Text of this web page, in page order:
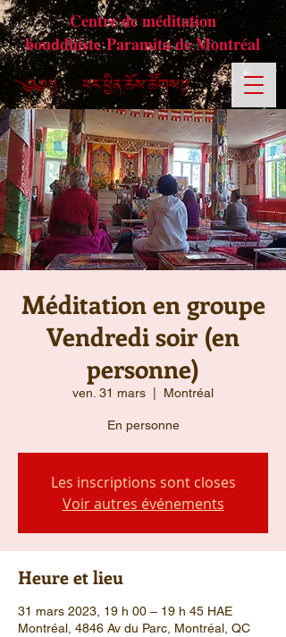
Centre de méditation
bouddhiste Paramita de Montréal
Méditation en groupe
Vendredi soir (en
personne)
ven. 31 mars Montréal
En personne
Les inscriptions sont closes
Voir autres événements
Heure et lieu
31 mars 2023, 19 h 00 – 19 h 45 HAE
Montréal, 4846 Av du Parc, Montréal, QC